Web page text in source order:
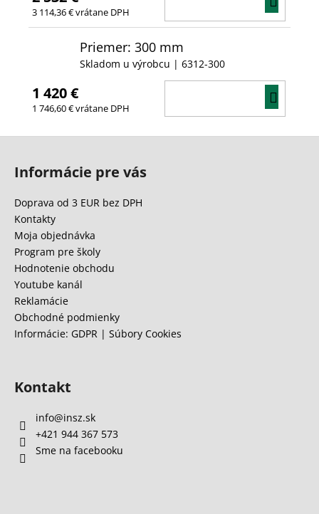
3 114,36 € vrátane DPH
Priemer: 300 mm
Skladom u výrobcu | 6312-300
1 420 €
1 746,60 € vrátane DPH
Informácie pre vás
Doprava od 3 EUR bez DPH
Kontakty
Moja objednávka
Program pre školy
Hodnotenie obchodu
Youtube kanál
Reklamácie
Obchodné podmienky
Informácie: GDPR | Súbory Cookies
Kontakt
info@insz.sk
+421 944 367 573
Sme na facebooku